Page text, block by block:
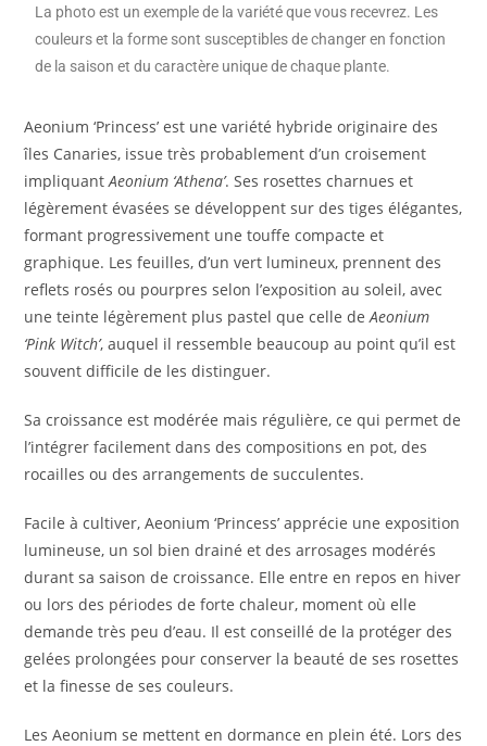
La photo est un exemple de la variété que vous recevrez. Les
couleurs et la forme sont susceptibles de changer en fonction
de la saison et du caractère unique de chaque plante.
Aeonium ‘Princess’ est une variété hybride originaire des
îles Canaries, issue très probablement d’un croisement
impliquantAeonium ‘Athena’. Ses rosettes charnues et
légèrement évasées se développent sur des tiges élégantes,
formant progressivement une touffe compacte et
graphique. Les feuilles, d’un vert lumineux, prennent des
reflets rosés ou pourpres selon l’exposition au soleil, avec
une teinte légèrement plus pastel que celle deAeonium
‘Pink Witch’, auquel il ressemble beaucoup au point qu’il est
souvent difficile de les distinguer.
Sa croissance est modérée mais régulière, ce qui permet de
l’intégrer facilement dans des compositions en pot, des
rocailles ou des arrangements de succulentes.
Facile à cultiver, Aeonium ‘Princess’ apprécie une exposition
lumineuse, un sol bien drainé et des arrosages modérés
durant sa saison de croissance. Elle entre en repos en hiver
ou lors des périodes de forte chaleur, moment où elle
demande très peu d’eau. Il est conseillé de la protéger des
gelées prolongées pour conserver la beauté de ses rosettes
et la finesse de ses couleurs.
Les Aeonium se mettent en dormance en plein été. Lors des